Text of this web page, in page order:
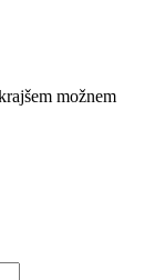
možnem